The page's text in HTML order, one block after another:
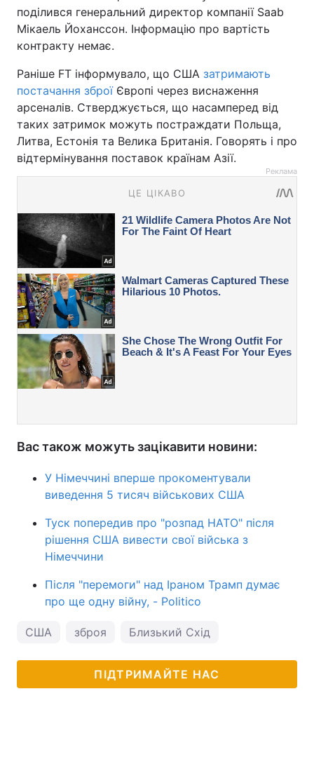
поділився генеральний директор компанії Saab
Мікаель Йоханссон. Інформацію про вартість
контракту немає.
Раніше FT інформувало, що США затримають
постачання зброїЄвропі через виснаження
арсеналів. Стверджується, що насамперед від
таких затримок можуть постраждати Польща,
Литва, Естонія та Велика Британія. Говорять і про
відтермінування поставок країнам Азії.
Реклама
Вас також можуть зацікавити новини:
У Німеччині вперше прокоментували
виведення 5 тисяч військових США
Туск попередив про "розпад НАТО" після
рішення США вивести свої війська з
Німеччини
Після "перемоги" над Іраном Трамп думає
про ще одну війну, - Politico
США зброя Близький Схід
ПІДТРИМАЙТЕ НАС